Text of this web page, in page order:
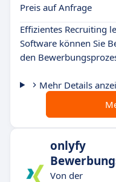
Preis auf Anfrage
Effizientes Recruiting
Software können Sie
den
Mehr Details
onlyfy
Von der